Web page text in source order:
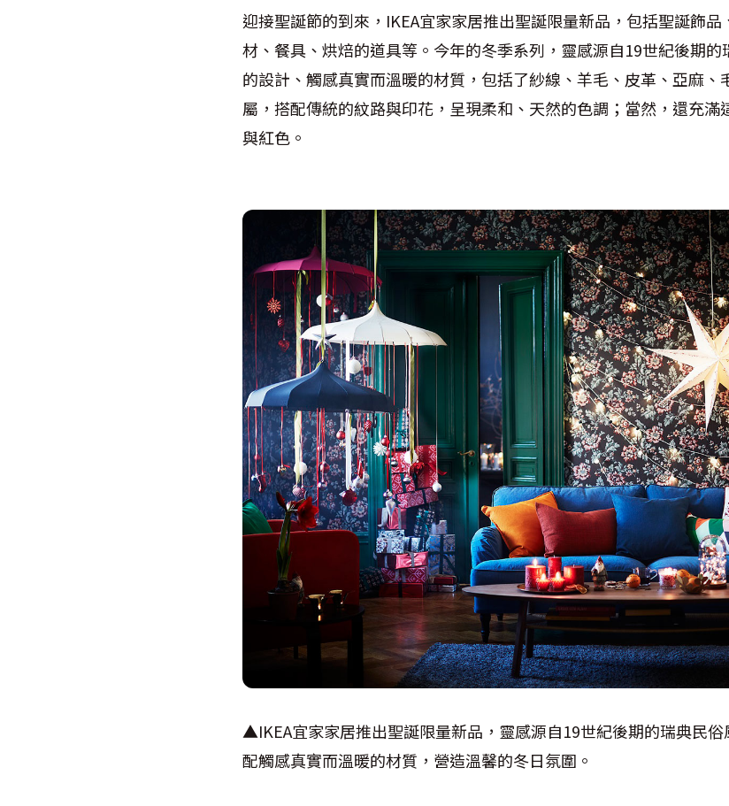
迎接聖誕節的到來，IKEA宜家家居推出聖誕限量新品，包括聖誕飾
材、餐具、烘焙的道具等。今年的冬季系列，靈感源自19世紀後期
的設計、觸感真實而溫暖的材質，包括了紗線、羊毛、皮革、亞麻、
屬，搭配傳統的紋路與印花，呈現柔和、天然的色調；當然，還充滿
與紅色。
▲IKEA宜家家居推出聖誕限量新品，靈感源自19世紀後期的瑞典民
配觸感真實而溫暖的材質，營造溫馨的冬日氛圍。